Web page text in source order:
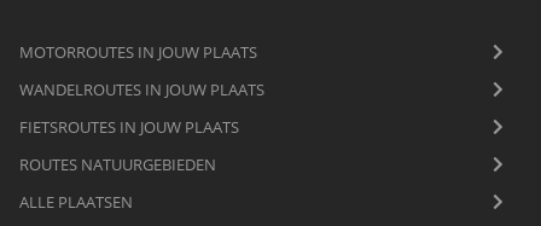
MOTORROUTES IN JOUW PLAATS
WANDELROUTES IN JOUW PLAATS
FIETSROUTES IN JOUW PLAATS
ROUTES NATUURGEBIEDEN
ALLE PLAATSEN